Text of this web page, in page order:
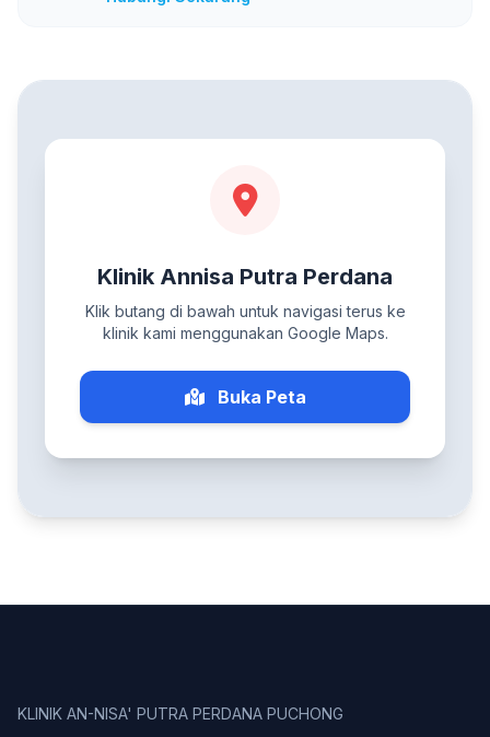
Klinik Annisa Putra Perdana
Klik butang di bawah untuk navigasi terus ke
klinik kami menggunakan Google Maps.
Buka Peta
KLINIK AN-NISA' PUTRA PERDANA PUCHONG